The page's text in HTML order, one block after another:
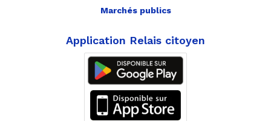
Marchés publics
Application Relais citoyen